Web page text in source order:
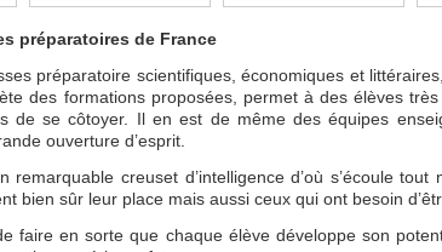
préparatoires de France
préparatoire scientifiques, économiques et
des formations proposées, permet à des élèves
de se côtoyer. Il en est de même des équipes
ouverture d’esprit.
remarquable creuset d’intelligence d’où s’écoule
bien sûr leur place mais aussi ceux qui ont besoin
faire en sorte que chaque élève développe son